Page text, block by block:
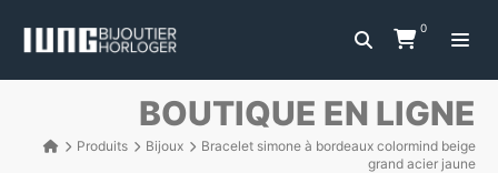
0
BOUTIQUE EN LIGNE
Produits Bijoux
Bracelet simone à bordeaux colormind beige
grand acier jaune